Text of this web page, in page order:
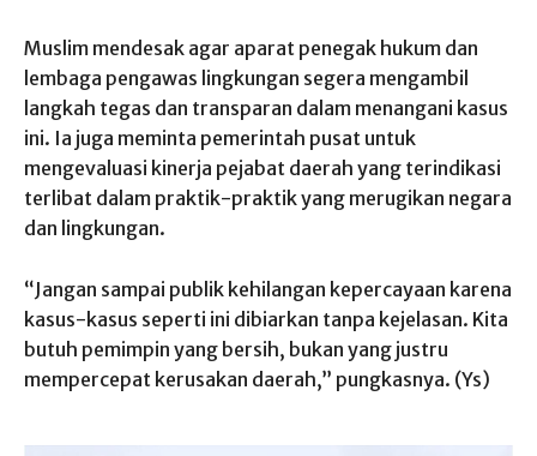
Muslim mendesak agar aparat penegak hukum dan
lembaga pengawas lingkungan segera mengambil
langkah tegas dan transparan dalam menangani kasus
ini. Ia juga meminta pemerintah pusat untuk
mengevaluasi kinerja pejabat daerah yang terindikasi
terlibat dalam praktik-praktik yang merugikan negara
dan lingkungan.
“Jangan sampai publik kehilangan kepercayaan karena
kasus-kasus seperti ini dibiarkan tanpa kejelasan. Kita
butuh pemimpin yang bersih, bukan yang justru
mempercepat kerusakan daerah,” pungkasnya. (Ys)